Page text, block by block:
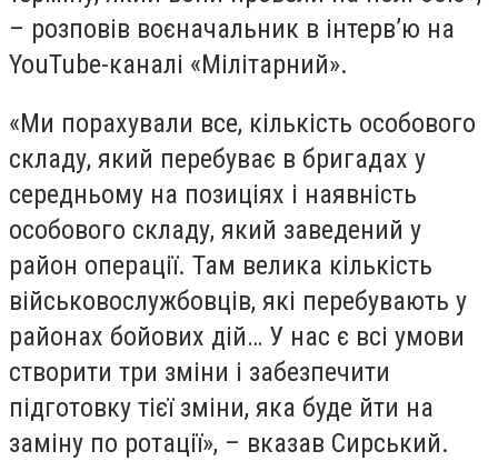
– розповів воєначальник в інтерв’ю на
YouTube-каналі «Мілітарний».
«Ми порахували все, кількість особового
складу, який перебуває в бригадах у
середньому на позиціях і наявність
особового складу, який заведений у
район операції. Там велика кількість
військовослужбовців, які перебувають у
районах бойових дій… У нас є всі умови
створити три зміни і забезпечити
підготовку тієї зміни, яка буде йти на
заміну по ротації», – вказав Сирський.